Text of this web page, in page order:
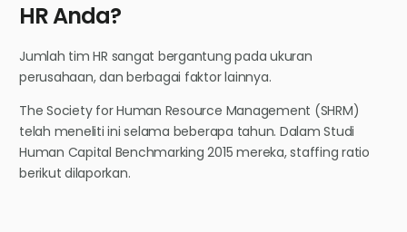
HR Anda?
Jumlah tim HR sangat bergantung pada ukuran
perusahaan, dan berbagai faktor lainnya.
The Society for Human Resource Management (SHRM)
telah meneliti ini selama beberapa tahun. Dalam Studi
Human Capital Benchmarking 2015 mereka, staffing ratio
berikut dilaporkan.